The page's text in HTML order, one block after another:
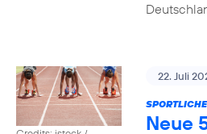
22. Juli
Neue